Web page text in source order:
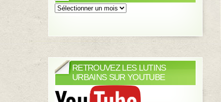
Archives
RETROUVEZ LES LUTINS
URBAINS SUR YOUTUBE